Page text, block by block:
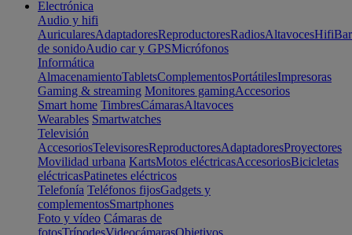
Electrónica
Audio y hifi
AuricularesAdaptadoresReproductoresRadiosAltavocesHifi
de sonidoAudio car y GPSMicrófonos
Informática
AlmacenamientoTabletsComplementosPortátilesImpresoras
Gaming & streaming Monitores gamingAccesorios
Smart home TimbresCámarasAltavoces
Wearables Smartwatches
Televisión
AccesoriosTelevisoresReproductoresAdaptadoresProyectores
Movilidad urbana KartsMotos eléctricasAccesoriosBicicletas
eléctricasPatinetes eléctricos
Telefonía Teléfonos fijosGadgets y
complementosSmartphones
Foto y vídeo Cámaras de
fotosTrípodesVideocámarasObjetivos